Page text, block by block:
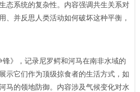
态系统的复杂性。内容强调共生关系对
、并反思人类活动如何破坏这种平衡，
锋》，记录尼罗鳄和河马在南非水域的
示它们作为顶级掠食者的生活方式，如
马的领地防御。内容涉及气候变化对水